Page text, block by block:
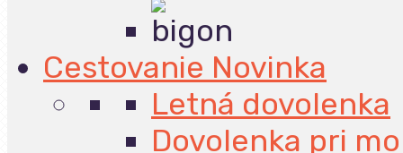
Cestovanie Novinka
Letná dovolenka
Dovolenka pri